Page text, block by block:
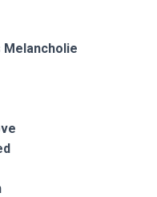
Melancholie